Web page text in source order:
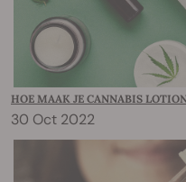
HOE MAAK JE CANNABIS
30 Oct 2022